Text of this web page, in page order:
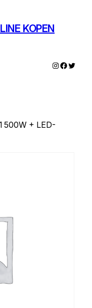
KOPEN
Instagram
Twitter
500W + LED-